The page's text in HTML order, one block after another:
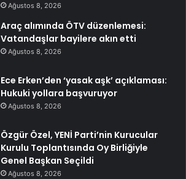
Ağustos 8, 2026
Araç alımında ÖTV düzenlemesi:
Vatandaşlar bayilere akın etti
Ağustos 8, 2026
Ece Erken’den ‘yasak aşk’ açıklaması:
Hukuki yollara başvuruyor
Ağustos 8, 2026
Özgür Özel, YENİ Parti’nin Kurucular
Kurulu Toplantısında Oy Birliğiyle
Genel Başkan Seçildi
Ağustos 8, 2026